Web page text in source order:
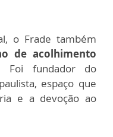
o Frade também
de acolhimento
Foi fundador do
espaço que
e a devoção ao